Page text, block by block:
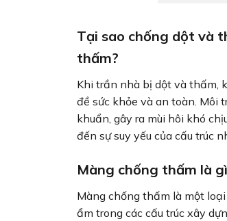
Tại sao chống dột và
thấm?
Khi trần nhà bị dột và thấm,
đề sức khỏe và an toàn. Môi
khuẩn, gây ra mùi hôi khó
đến sự suy yếu của cấu trúc
Màng chống thấm là
Màng chống thấm là một
ẩm trong các cấu trúc xây